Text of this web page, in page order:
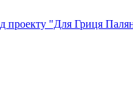
проекту "Для Гриця